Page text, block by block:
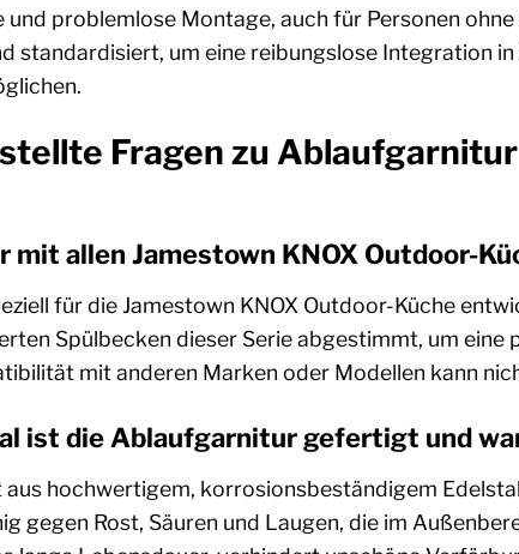
problemlose Montage, auch für Personen ohne
standardisiert, um eine reibungslose Integration
Fragen zu
allen Jamestown KNOX Outdoor-
für die Jamestown KNOX Outdoor-Küche
Spülbecken dieser Serie abgestimmt, um
mit anderen Marken oder Modellen kann
ist die Ablaufgarnitur gefertigt und
hochwertigem, korrosionsbeständigem
gegen Rost, Säuren und Laugen, die im